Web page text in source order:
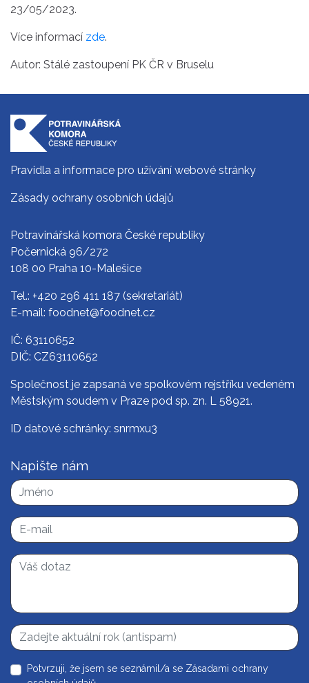
23/05/2023.
Více informací zde.
Autor: Stálé zastoupení PK ČR v Bruselu
Pravidla a informace pro užívání webové stránky
Zásady ochrany osobních údajů
Potravinářská komora České republiky
Počernická 96/272
108 00 Praha 10-Malešice
Tel.: +420 296 411 187 (sekretariát)
E-mail: foodnet@foodnet.cz
IČ: 63110652
DIČ: CZ63110652
Společnost je zapsaná ve spolkovém rejstříku vedeném
Městským soudem v Praze pod sp. zn. L 58921.
ID datové schránky: snrmxu3
Napište nám
Potvrzuji, že jsem se seznámil/a se Zásadami ochrany